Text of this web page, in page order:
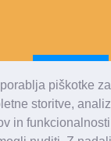
piškotke za
storitve,
in